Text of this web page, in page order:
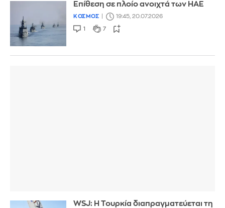
Επίθεση σε πλοίο ανοιχτά των ΗΑΕ
ΚΟΣΜΟΣ 19:45, 20.07.2026
1 7
WSJ: Η Τουρκία διαπραγματεύεται τη